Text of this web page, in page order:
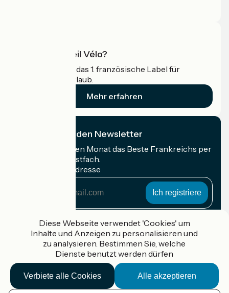
Was ist Accueil Vélo?
Accueil Vélo ist das 1. französische Label für
Radfahrer im Urlaub.
Mehr erfahren
Ich abonniere den Newsletter
Erhalten Sie jeden Monat das Beste Frankreichs per
Rad in Ihrem Postfach.
Meine E-Mail-Adresse
Adresse
Gefördert im Rahmen von Destination France
Accueil Vélo Pro
Diese Webseite verwendet 'Cookies' um
Inhalte und Anzeigen zu personalisieren und
zu analysieren. Bestimmen Sie, welche
Dienste benutzt werden dürfen
Alle akzeptieren
Verbiete alle Cookies